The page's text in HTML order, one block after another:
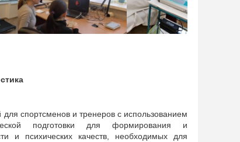
спортсменов и тренеров с использованием
подготовки для формирования и
и психических качеств, необходимых для